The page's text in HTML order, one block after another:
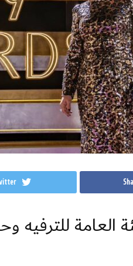
العامة